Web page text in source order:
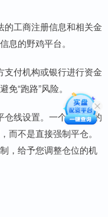
工商注册信息和相关金
息的野鸡平台。
付机构或银行进行资金
“跑路”风险。
线设置。一个负责任的
而不是直接强制平仓。
，给予您调整仓位的机